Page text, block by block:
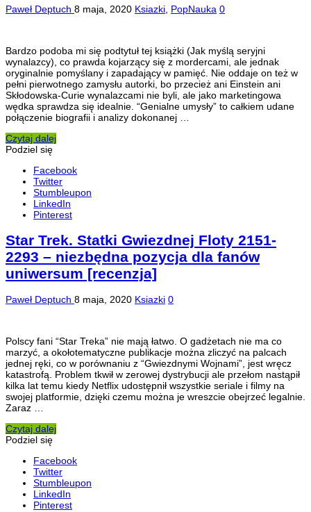
Paweł Deptuch 8 maja, 2020 Ksiazki PopNauka 0
Bardzo podoba mi się podtytuł tej książki (Jak myślą seryjni
wynalazcy), co prawda kojarzący się z mordercami, ale jednak
oryginalnie pomyślany i zapadający w pamięć. Nie oddaje on też w
pełni pierwotnego zamysłu autorki, bo przecież ani Einstein ani
Skłodowska-Curie wynalazcami nie byli, ale jako marketingowa
wędka sprawdza się idealnie. “Genialne umysły” to całkiem udane
połączenie biografii i analizy dokonanej …
Czytaj dalej
Podziel się
Facebook
Twitter
Stumbleupon
LinkedIn
Pinterest
Star Trek. Statki Gwiezdnej Floty 2151-
2293 – niezbędna pozycja dla fanów
uniwersum [recenzja]
Paweł Deptuch 8 maja, 2020 Ksiazki 0
Polscy fani “Star Treka” nie mają łatwo. O gadżetach nie ma co
marzyć, a okołotematyczne publikacje można zliczyć na palcach
jednej ręki, co w porównaniu z “Gwiezdnymi Wojnami”, jest wręcz
katastrofą. Problem tkwił w zerowej dystrybucji ale przełom nastąpił
kilka lat temu kiedy Netflix udostępnił wszystkie seriale i filmy na
swojej platformie, dzięki czemu można je wreszcie obejrzeć legalnie.
Zaraz …
Czytaj dalej
Podziel się
Facebook
Twitter
Stumbleupon
LinkedIn
Pinterest